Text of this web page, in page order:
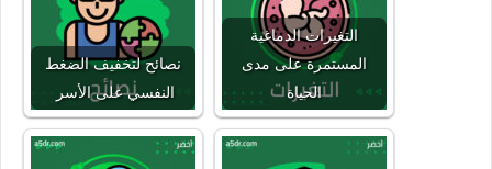
نصائح لتخفيف الضغط
النفسي على الأسر
التغيرات الدماغية
المستمرة على مدى
الحياة